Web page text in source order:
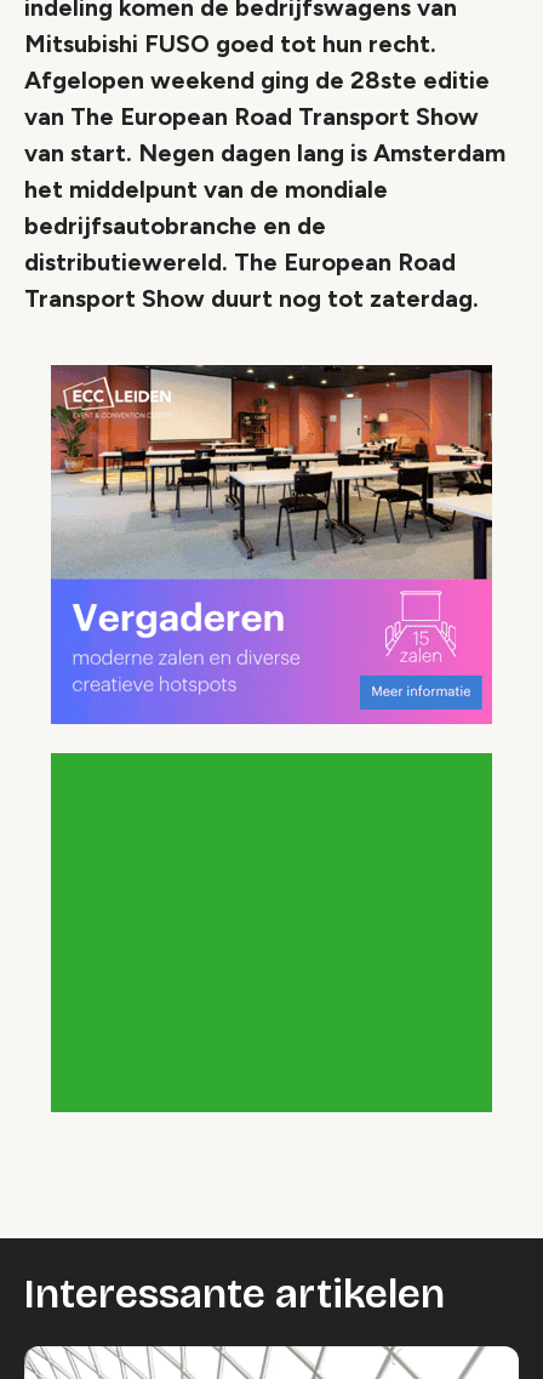
indeling komen de bedrijfswagens van
Mitsubishi FUSO goed tot hun recht.
Afgelopen weekend ging de 28ste editie
van The European Road Transport Show
van start. Negen dagen lang is Amsterdam
het middelpunt van de mondiale
bedrijfsautobranche en de
distributiewereld. The European Road
Transport Show duurt nog tot zaterdag.
Interessante artikelen